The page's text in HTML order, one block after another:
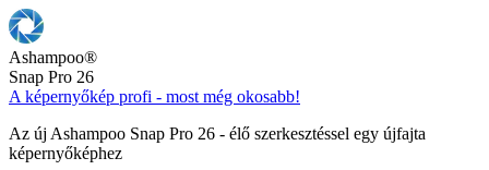
Ashampoo®
Snap Pro 26
A képernyőkép profi - most még okosabb!
Az új Ashampoo Snap Pro 26 - élő szerkesztéssel egy újfajta
képernyőképhez